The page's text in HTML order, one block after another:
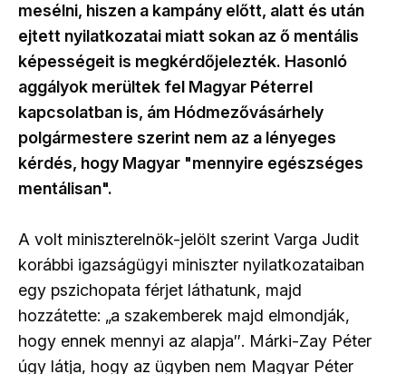
mesélni, hiszen a kampány előtt, alatt és után
ejtett nyilatkozatai miatt sokan az ő mentális
képességeit is megkérdőjelezték. Hasonló
aggályok merültek fel Magyar Péterrel
kapcsolatban is, ám Hódmezővásárhely
polgármestere szerint nem az a lényeges
kérdés, hogy Magyar "mennyire egészséges
mentálisan".
A volt miniszterelnök-jelölt szerint Varga Judit
korábbi igazságügyi miniszter nyilatkozataiban
egy pszichopata férjet láthatunk, majd
hozzátette: „a szakemberek majd elmondják,
hogy ennek mennyi az alapja″. Márki-Zay Péter
úgy látja, hogy az ügyben nem Magyar Péter